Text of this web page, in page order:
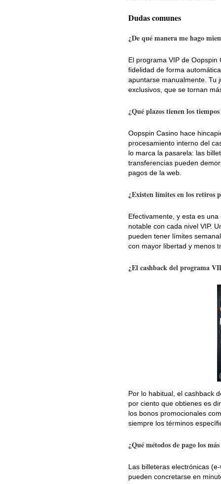
Dudas comunes
¿De qué manera me hago
El programa VIP de
fidelidad de forma
apuntarse manualmente. Tu
exclusivos, que se tornan
¿Qué plazos tienen los
Oopspin Casino hace
procesamiento interno del
lo marca la pasarela: las
transferencias pueden
pagos de la web.
¿Existen límites en los retiros
Efectivamente, y esta es
notable con cada nivel VIP.
pueden tener límites
con mayor libertad y menos
¿El cashback del programa
Por lo habitual, el cashback
por ciento que obtienes es
los bonos promocionales
siempre los términos
¿Qué métodos de pago los
Las billeteras electrónicas
pueden concretarse en